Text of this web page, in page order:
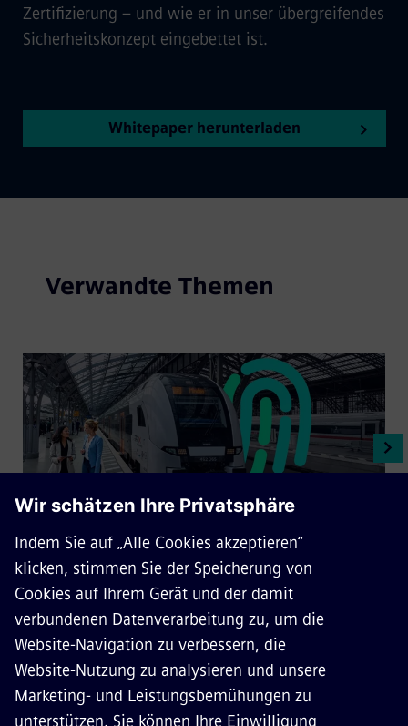
Zertifizierung – und wie er in unser übergreifendes
Sicherheitskonzept eingebettet ist.
Whitepaper herunterladen
Verwandte Themen
Cybersicherheit für
Bahnsysteme
Die zunehmende Digitalisierung bringt viele
Vorteile – schafft jedoch auch neue
Notwendigkeiten in puncto Sicherheit. Mit